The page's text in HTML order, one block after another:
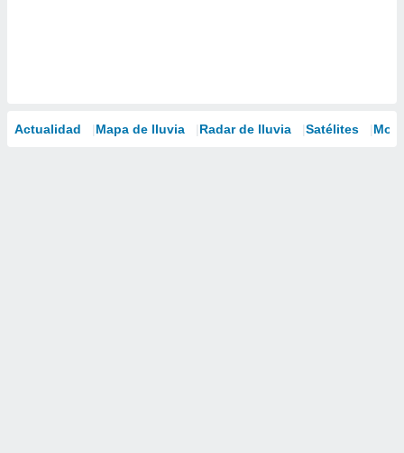
Actualidad Mapa de lluvia Radar de lluvia Satélites